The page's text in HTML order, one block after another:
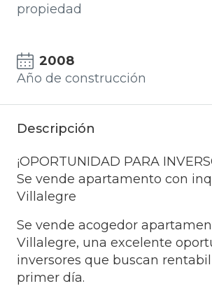
propiedad
2008
Año de construcción
Descripción
¡OPORTUNIDAD PARA
Se vende apartamento con
Villalegre
Se vende acogedor
Villalegre, una excelente
inversores que buscan
primer día.